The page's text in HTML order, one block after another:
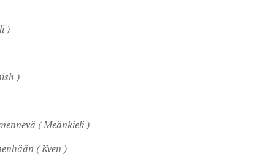
)
)
( Meänkieli )
( Kven )